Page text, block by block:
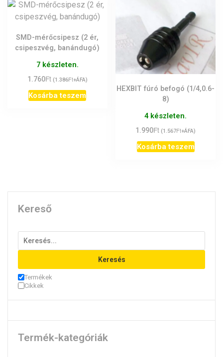
SMD-mérőcsipesz (2 ér,
csipeszvég, banándugó)
7 készleten.
1.760Ft (1.386Ft+ÁFA)
Kosárba teszem
HEXBIT fúró befogó (1/4,0.6-
8)
4 készleten.
1.990Ft (1.567Ft+ÁFA)
Kosárba teszem
Kereső
Keresés
Termékek
Cikkek
Termék-kategóriák